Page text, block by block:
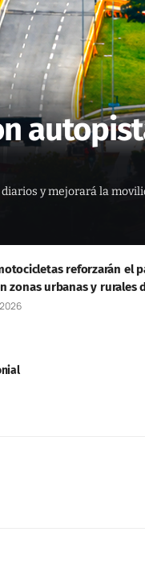
y mejorará la
reforzarán el
zonas urbanas y rurales